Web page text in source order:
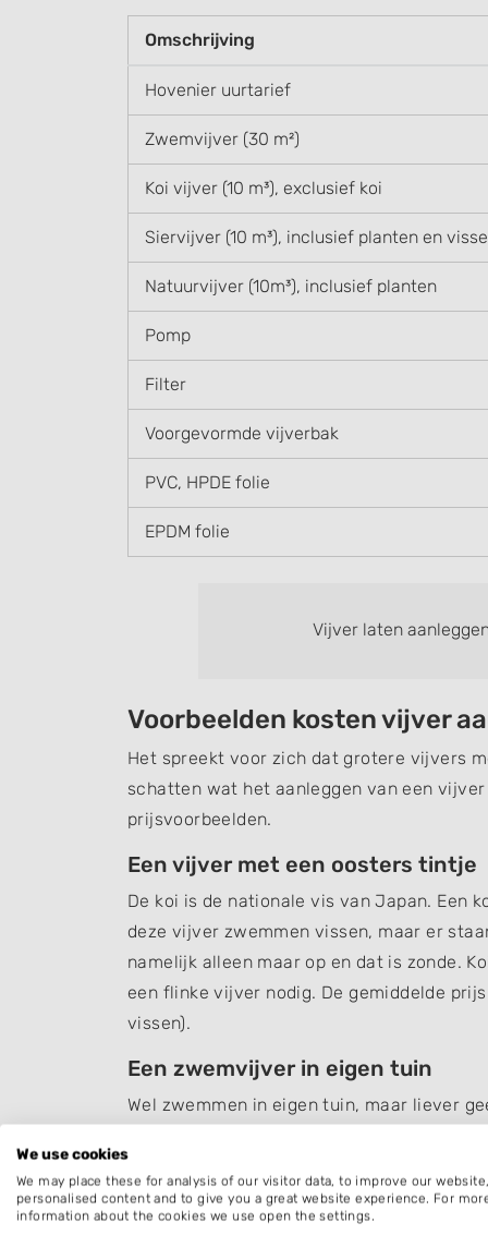
Omschrijving
Hovenier uurtarief
Zwemvijver (30 m²)
Koi vijver (10 m³), exclusief koi
Siervijver (10 m³), inclusief planten en
Natuurvijver (10m³), inclusief planten
Pomp
Filter
Voorgevormde vijverbak
PVC, HPDE folie
EPDM folie
Vijver laten
Voorbeelden kosten vijver
Het spreekt voor zich dat grotere vijvers
schatten wat het aanleggen van een
prijsvoorbeelden.
Een vijver met een oosters tintje
De koi is de nationale vis van Japan. Een
deze vijver zwemmen vissen, maar er
namelijk alleen maar op en dat is zonde.
een flinke vijver nodig. De gemiddelde
vissen).
Een zwemvijver in eigen tuin
Wel zwemmen in eigen tuin, maar liever
middenweg. Het ziet er natuurlijk uit en
chloor en andere chemicaliën. De planten
kunnen zwemmen is een zwemvijver
investering van € 20.000 - € 38.000.
We use cookies
We may place these for analysis of our visitor data, to improve our
personalised content and to give you a great website experience. For
information about the cookies we use open the settings.